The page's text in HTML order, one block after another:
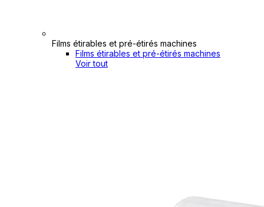
Films étirables et pré-étirés machines
Films étirables et pré-étirés machines
Voir tout